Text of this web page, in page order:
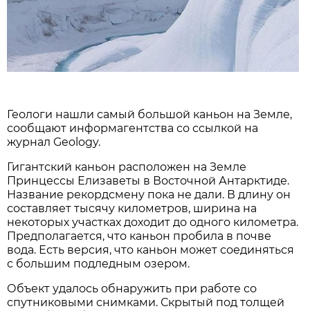
Геологи нашли самый большой каньон на Земле,
сообщают информагентства со ссылкой на
журнал Geology.
Гигантский каньон расположен на Земле
Принцессы Елизаветы в Восточной Антарктиде.
Название рекордсмену пока не дали. В длину он
составляет тысячу километров, ширина на
некоторых участках доходит до одного километра.
Предполагается, что каньон пробила в почве
вода. Есть версия, что каньон может соединяться
с большим подледным озером.
Объект удалось обнаружить при работе со
спутниковыми снимками. Скрытый под толщей